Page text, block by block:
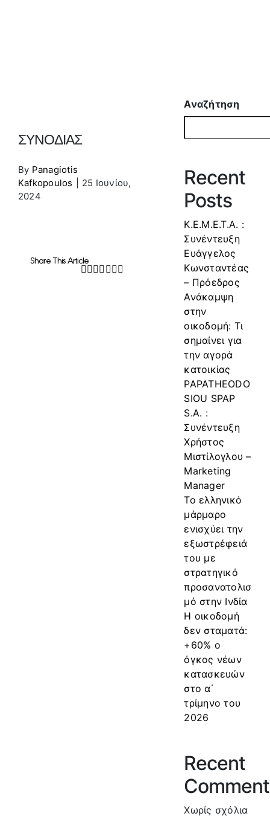
ΣΥΝΟΔΙΑΣ
By Panagiotis
Kafkopoulos
25 Ιουνίου,
2024
Share This Article
Facebook
Twitter
LinkedIn
WhatsApp
Tumblr
Pinterest
Αναζήτηση
Recent
Posts
Κ.Ε.Μ.Ε.Τ.Α. :
Συνέντευξη
Ευάγγελος
Κωνσταντέας
– Πρόεδρος
Ανάκαμψη
στην
οικοδομή: Τι
σημαίνει για
την αγορά
κατοικίας
PAPATHEODO
SIOU SPAP
S.A. :
Συνέντευξη
Χρήστος
Μιστίλογλου –
Marketing
Manager
Το ελληνικό
μάρμαρο
ενισχύει την
εξωστρέφειά
του με
στρατηγικό
προσανατολισ
μό στην Ινδία
Η οικοδομή
δεν σταματά:
+60% ο
όγκος νέων
κατασκευών
στο α΄
τρίμηνο του
2026
Recent
Χωρίς σχόλια